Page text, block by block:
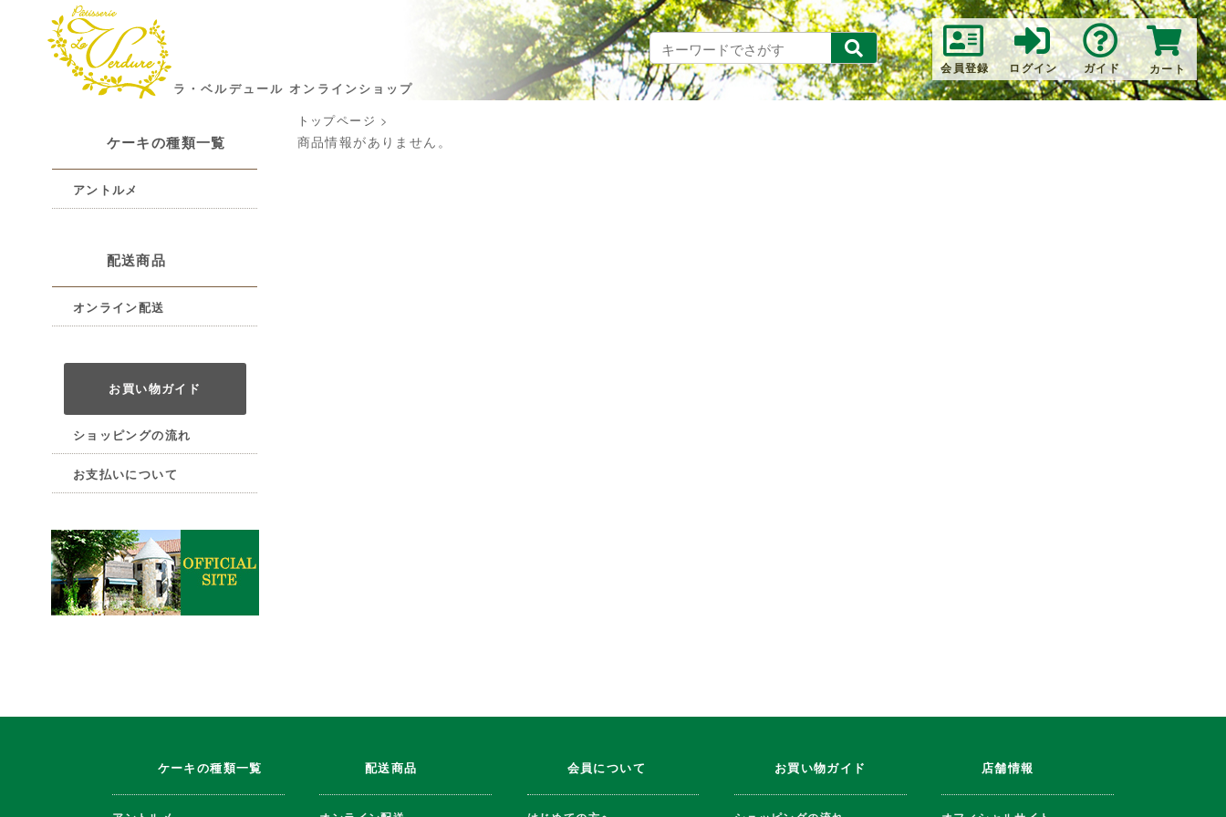
会員登録 ログイン ガイド
カート
ラ・ベルデュール オンラインショップ
ケーキの種類一覧
アントルメ
配送商品
オンライン配送
お買い物ガイド
ショッピングの流れ
お支払いについて
トップページ >
商品情報がありません。
ケーキの種類一覧 配送商品 会員について お買い物ガイド 店舗情報